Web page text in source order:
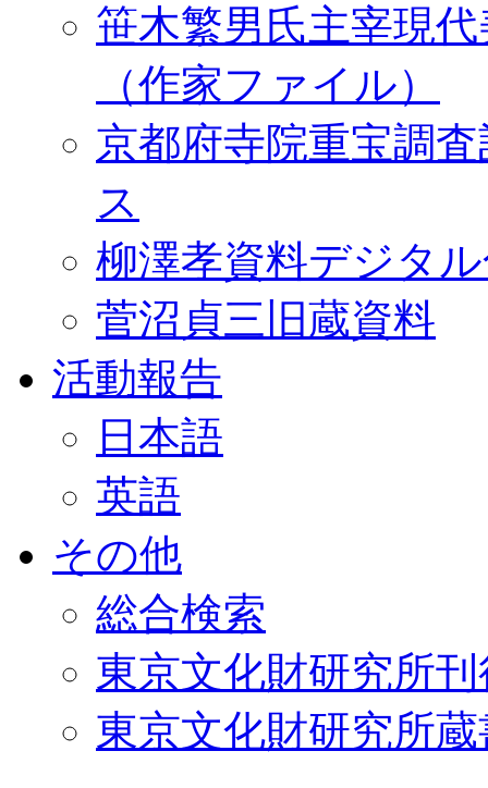
笹木繁男氏主宰現
（作家ファイル）
京都府寺院重宝調
ス
柳澤孝資料デジタ
菅沼貞三旧蔵資料
活動報告
日本語
英語
その他
総合検索
東京文化財研究所
東京文化財研究所